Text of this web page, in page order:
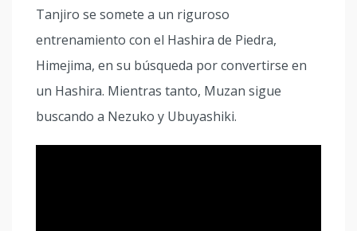
Tanjiro se somete a un riguroso
entrenamiento con el Hashira de Piedra,
Himejima, en su búsqueda por convertirse en
un Hashira. Mientras tanto, Muzan sigue
buscando a Nezuko y Ubuyashiki.